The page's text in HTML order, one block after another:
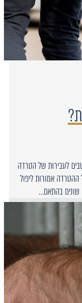
לעבירות של הטרדה
אמורות ליפול
בהתאם…